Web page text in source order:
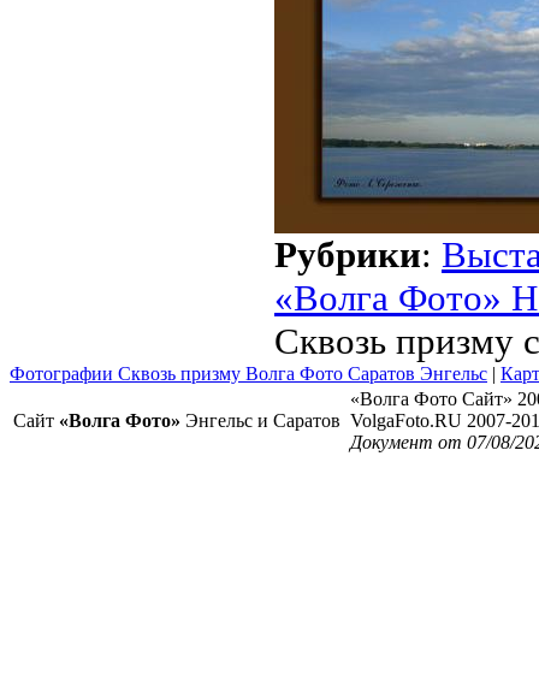
Рубрики:
«Волга Фото»
Сквозь призму
Фотографии Сквозь призму Волга Фото Саратов Энгельс |
Сайт «Волга Фото» Энгельс и Саратов
«Волга Фото Сайт»
VolgaFoto.RU 2007-
Документ от 07/08/